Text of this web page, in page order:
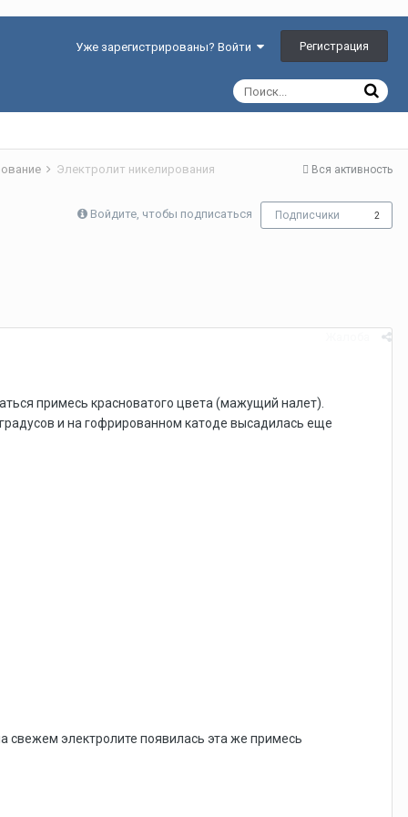
Уже зарегистрированы? Войти Регистрация
Вся активность
Электролит никелирования
Войдите, чтобы подписаться Подписчики 2
примесь красноватого цвета (мажущий налет).
и на гофрированном катоде высадилась еще
свежем электролите появилась эта же примесь